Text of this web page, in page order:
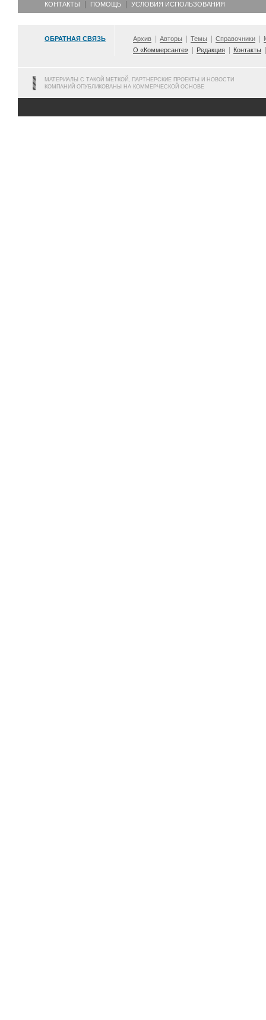
КОНТАКТЫ ПОМОЩЬ УСЛОВИЯ ИСПОЛЬЗОВАНИЯ
ОБРАТНАЯ СВЯЗЬ Архив Авторы Темы Справочники
О «Коммерсанте»
Редакция Контакты
МАТЕРИАЛЫ С ТАКОЙ МЕТКОЙ, ПАРТНЕРСКИЕ ПРОЕКТЫ И НОВОСТИ
КОМПАНИЙ ОПУБЛИКОВАНЫ НА КОММЕРЧЕСКОЙ ОСНОВЕ